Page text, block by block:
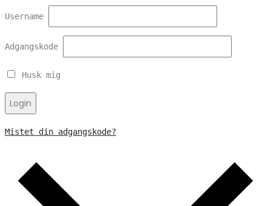
Username
Adgangskode
Husk mig
Login
Mistet din adgangskode?